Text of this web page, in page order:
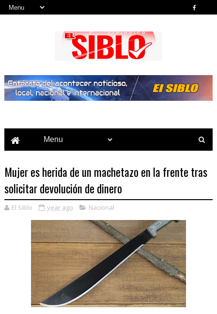
Mujer es herida de un machetazo en la frente tras
solicitar devolución de dinero
El Siblo year ago Nacional